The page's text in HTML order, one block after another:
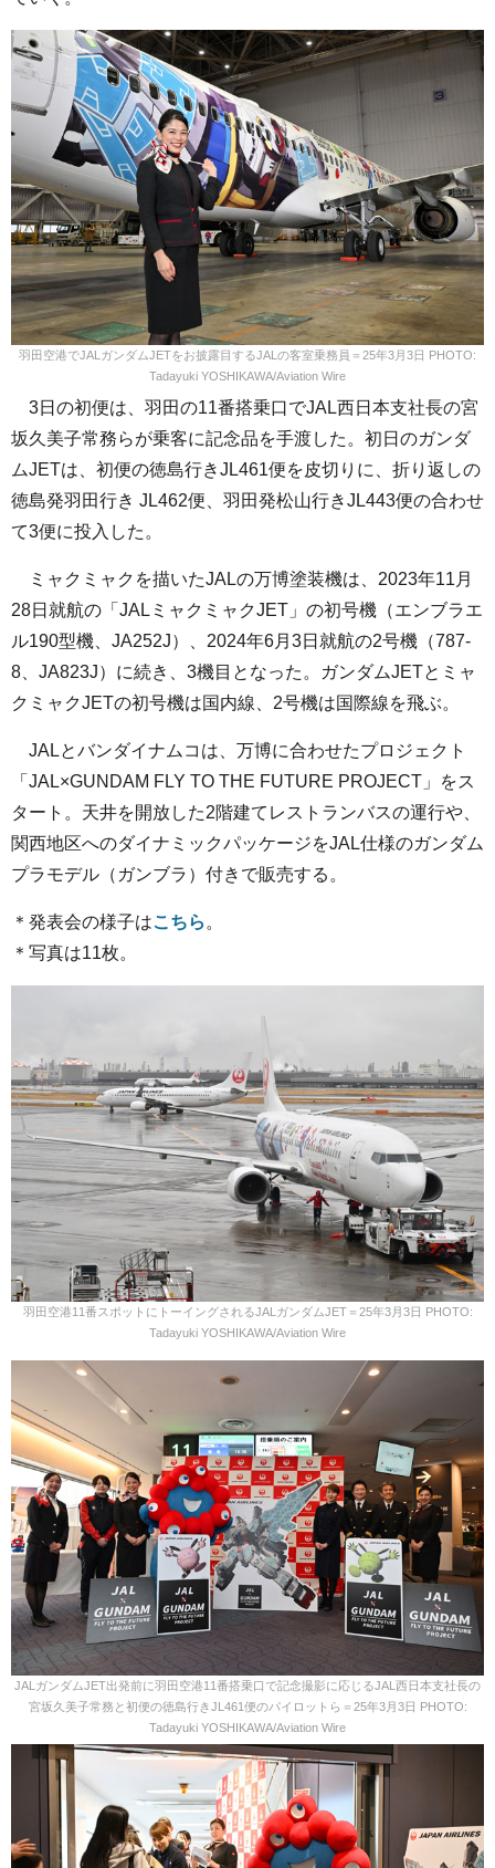
羽田空港でJALガンダムJETをお披露目するJALの客室乗務員＝25年3月3日 PHOTO:
Tadayuki YOSHIKAWA/Aviation Wire
3日の初便は、羽田の11番搭乗口でJAL西日本支社長の宮
坂久美子常務らが乗客に記念品を手渡した。初日のガンダ
ムJETは、初便の徳島行きJL461便を皮切りに、折り返しの
徳島発羽田行き JL462便、羽田発松山行きJL443便の合わせ
て3便に投入した。
ミャクミャクを描いたJALの万博塗装機は、2023年11月
28日就航の「JALミャクミャクJET」の初号機（エンブラエ
ル190型機、JA252J）、2024年6月3日就航の2号機（787-
8、JA823J）に続き、3機目となった。ガンダムJETとミャ
クミャクJETの初号機は国内線、2号機は国際線を飛ぶ。
JALとバンダイナムコは、万博に合わせたプロジェクト
「JAL×GUNDAM FLY TO THE FUTURE PROJECT」をス
タート。天井を開放した2階建てレストランバスの運行や、
関西地区へのダイナミックパッケージをJAL仕様のガンダム
プラモデル（ガンブラ）付きで販売する。
＊発表会の様子はこちら 。
＊写真は11枚。
羽田空港11番スポットにトーイングされるJALガンダムJET＝25年3月3日 PHOTO:
Tadayuki YOSHIKAWA/Aviation Wire
JALガンダムJET出発前に羽田空港11番搭乗口で記念撮影に応じるJAL西日本支社長の
宮坂久美子常務と初便の徳島行きJL461便のパイロットら＝25年3月3日 PHOTO:
Tadayuki YOSHIKAWA/Aviation Wire